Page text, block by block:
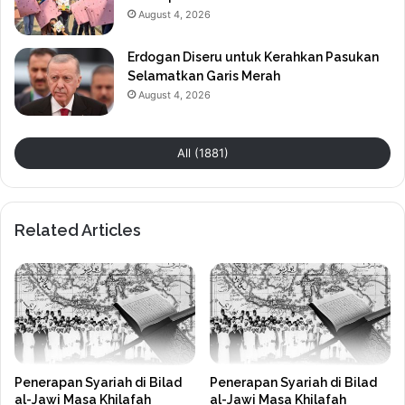
August 4, 2026
Erdogan Diseru untuk Kerahkan Pasukan
Selamatkan Garis Merah
August 4, 2026
All (1881)
Related Articles
Penerapan Syariah di Bilad
al-Jawi Masa Khilafah
Penerapan Syariah di Bilad
al-Jawi Masa Khilafah